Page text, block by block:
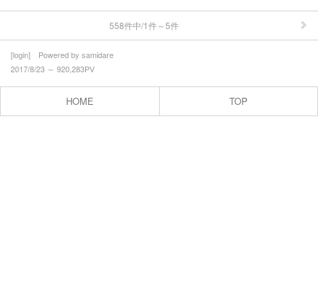
558件中/1件～5件
[login] Powered by samidare
2017/8/23 ～ 920,283PV
HOME TOP